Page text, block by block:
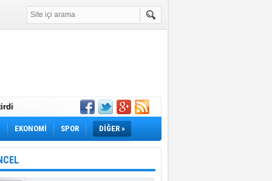
İş Arayanlar
Açıklandı!
Fiyatlar ve
EKONOMİ SPOR DİĞER »